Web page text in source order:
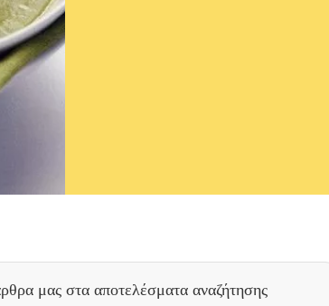
μας στα αποτελέσματα αναζήτησης